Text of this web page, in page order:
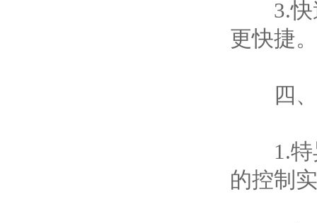
3.快速
更快捷。
四、
1.特异
的控制